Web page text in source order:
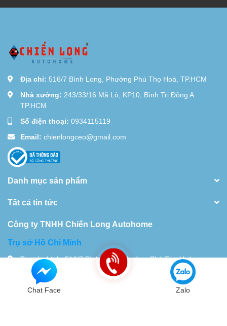
Địa chỉ: 516/7 Bình Long, Phường Phú Thọ Hoà, TP.HCM
Nhà xưởng: 243/33/16 Mã Lò, KP10, Bình Trị Đông A.
TP.HCM
Số điện thoại: 0934115119
Email: chienlongceo@gmail.com
Danh mục sản phẩm
Tất cả tin tức
Công ty TNHH Chiến Long Autohome
Trụ sở Hồ Chi Minh
Trụ sở chính: 516/7 Bình Long, Phường Phú Thọ Hoà,
TP.HCM Nhà xưởng 28 Đường 18D,Khu Phố 10, Bình Hưng
Hòa. TP.HCM
Chat Face Zalo